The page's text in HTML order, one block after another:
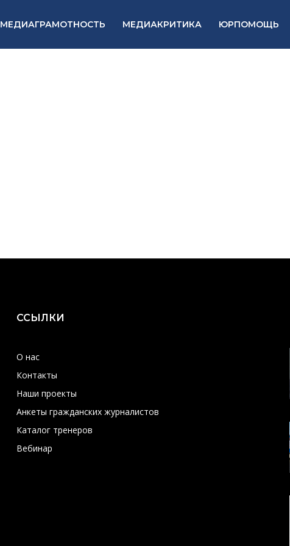
МЕДИАГРАМОТНОСТЬ МЕДИАКРИТИКА ЮРПОМОЩЬ
ССЫЛКИ
О нас
Контакты
Наши проекты
Анкеты гражданских журналистов
Каталог тренеров
Вебинар